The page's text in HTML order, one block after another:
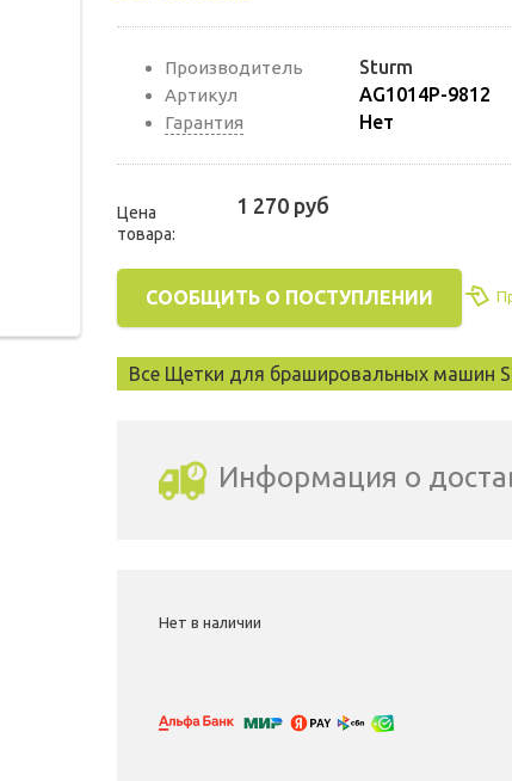
Производитель Sturm
Артикул AG1014Р-9812
Гарантия Нет
Цена
товара:
1 270 руб
СООБЩИТЬ О ПОСТУПЛЕНИИ
Все Щетки для брашировальных машин
Информация о
Нет в наличии